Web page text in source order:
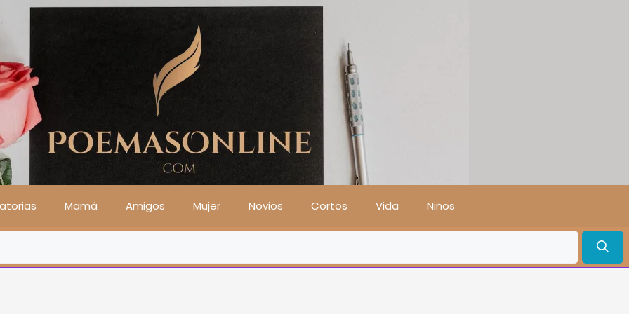
Mamá Amigos Mujer Novios Cortos Vida Niños